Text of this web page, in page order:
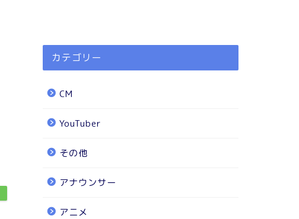
カテゴリー
CM
YouTuber
その他
アナウンサー
アニメ